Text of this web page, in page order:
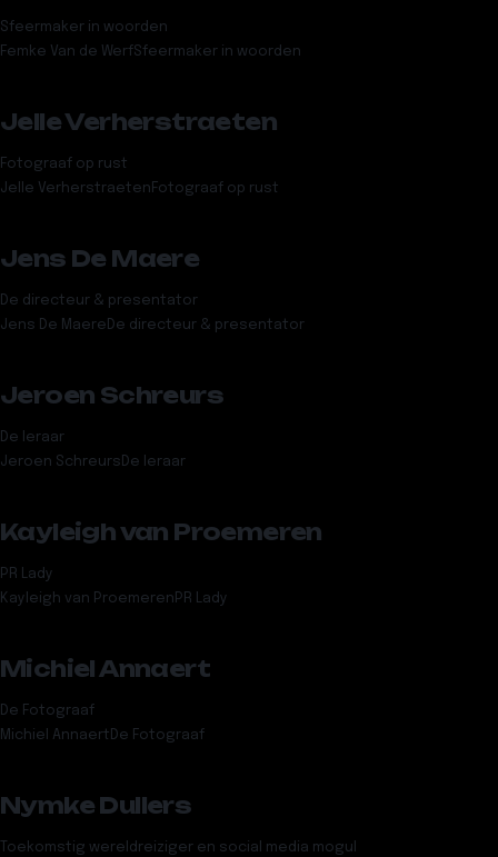
Sfeermaker in woorden
Femke Van de WerfSfeermaker in woorden
Jelle Verherstraeten
Fotograaf op rust
Jelle Verherstraeten Fotograaf op rust
Jens De Maere
De directeur & presentator
Jens De Maere De directeur & presentator
Jeroen Schreurs
De leraar
Jeroen Schreurs De leraar
Kayleigh van Proemeren
PR Lady
Kayleigh van Proemeren PR Lady
Michiel Annaert
De Fotograaf
Michiel Annaert De Fotograaf
Nymke Dullers
Toekomstig wereldreiziger en social media mogul